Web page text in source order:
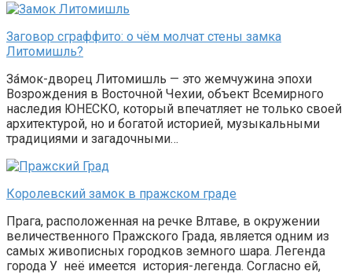
Заговор сграффито: о чём молчат стены замка
Литомишль?
За́мок-дворец Литомишль — это жемчужина эпохи
Возрождения в Восточной Чехии, объект Всемирного
наследия ЮНЕСКО, который впечатляет не только своей
архитектурой, но и богатой историей, музыкальными
традициями и загадочными…
Королевский замок в пражском граде
Прага, расположенная на речке Влтаве, в окружении
величественного Пражского Града, является одним из
самых живописных городков земного шара. Легенда
города У неё имеется история-легенда. Согласно ей,